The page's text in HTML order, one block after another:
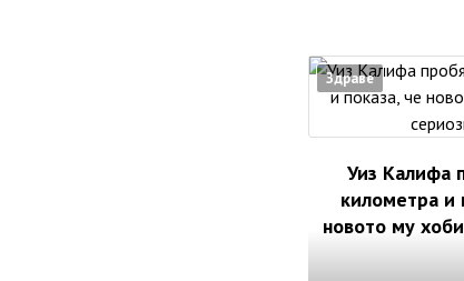
Здраве
Уиз Калифа
километра и
новото му